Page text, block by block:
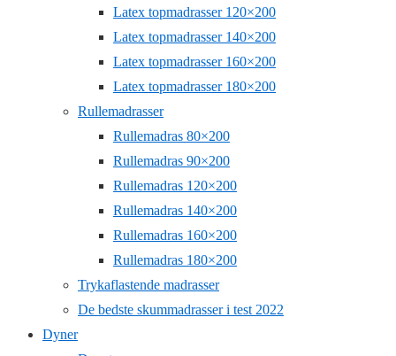
Latex topmadrasser 120×200
Latex topmadrasser 140×200
Latex topmadrasser 160×200
Latex topmadrasser 180×200
Rullemadrasser
Rullemadras 80×200
Rullemadras 90×200
Rullemadras 120×200
Rullemadras 140×200
Rullemadras 160×200
Rullemadras 180×200
Trykaflastende madrasser
De bedste skummadrasser i test 2022
Dyner